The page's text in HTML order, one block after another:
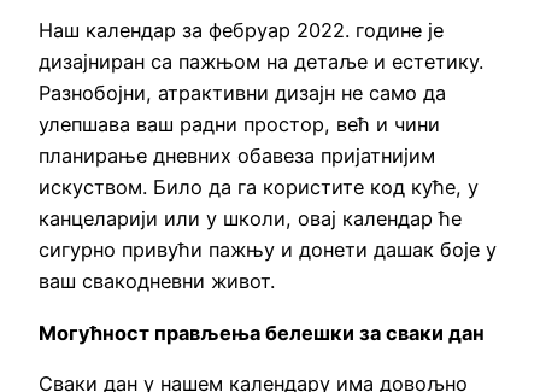
Наш календар за фебруар 2022. године је
дизајниран са пажњом на детаље и естетику.
Разнобојни, атрактивни дизајн не само да
улепшава ваш радни простор, већ и чини
планирање дневних обавеза пријатнијим
искуством. Било да га користите код куће, у
канцеларији или у школи, овај календар ће
сигурно привући пажњу и донети дашак боје у
ваш свакодневни живот.
Могућност прављења белешки за сваки дан
Сваки дан у нашем календару има довољно